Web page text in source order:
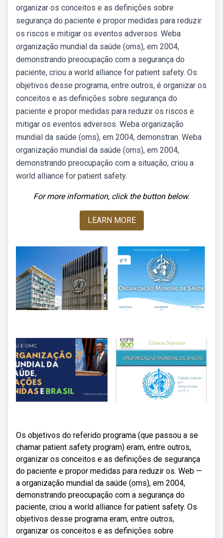
organizar os conceitos e as definições sobre
segurança do paciente e propor medidas para reduzir
os riscos e mitigar os eventos adversos. Weba
organização mundial da saúde (oms), em 2004,
demonstrando preocupação com a segurança do
paciente, criou a world alliance for patient safety. Os
objetivos desse programa, entre outros, é organizar os
conceitos e as definições sobre segurança do
paciente e propor medidas para reduzir os riscos e
mitigar os eventos adversos. Weba organização
mundial da saúde (oms), em 2004, demonstran. Weba
organização mundial da saúde (oms), em 2004,
demonstrando preocupação com a situação, criou a
world alliance for patient safety.
For more information, click the button below.
LEARN MORE
Os objetivos do referido programa (que passou a se
chamar patient safety program) eram, entre outros,
organizar os conceitos e as definições de segurança
do paciente e propor medidas para reduzir os. Web —
a organização mundial da saúde (oms), em 2004,
demonstrando preocupação com a segurança do
paciente, criou a world alliance for patient safety. Os
objetivos desse programa eram, entre outros,
organizar os conceitos e as definições sobre